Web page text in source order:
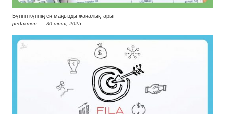
Бүгінгі күннің ең маңызды жаңалықтары
редактор 30 июня, 2025